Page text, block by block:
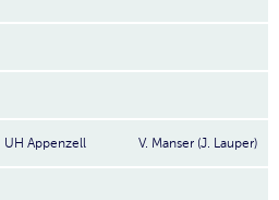
UH Appenzell V. Manser (J. Lauper)